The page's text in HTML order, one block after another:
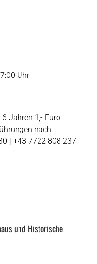
Uhr
6 Jahren 1,- Euro
nach
| +43 7722 808 237
und Historische